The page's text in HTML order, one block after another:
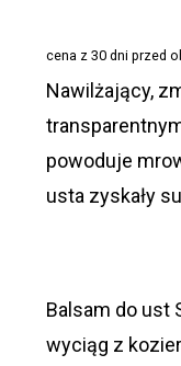
cena z 30 dni przed
Nawilżający,
powoduje
usta zyskały
Balsam do ust
wyciąg z